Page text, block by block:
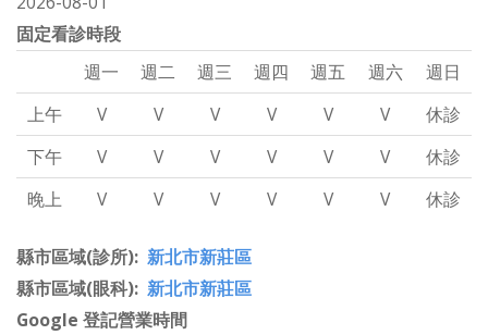
固定看診時段
週一
週二 週三 週四 週五 週六
週日
上午
V V V V V V
休診
下午
V V V V V V
休診
晚上
V V V V V V 休診
縣市區域(診所) 新北市新莊區
縣市區域(眼科) 新北市新莊區
Google 登記營業時間